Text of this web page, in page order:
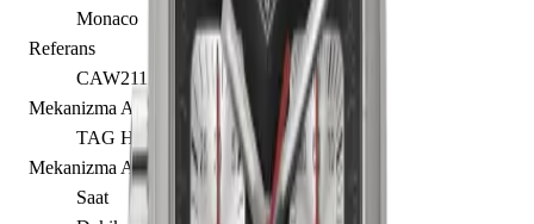
Monaco
Referans
CAW211Z.FC6470
Mekanizma Adı
TAG Heuer caliber Calibre 11
Mekanizma Açıklaması
Saat